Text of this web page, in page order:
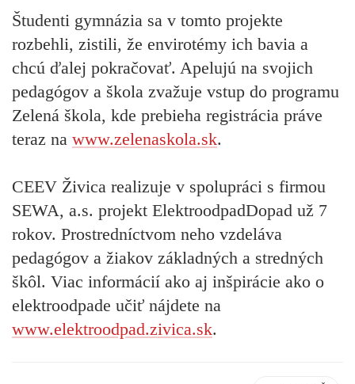
Študenti gymnázia sa v tomto projekte
rozbehli, zistili, že envirotémy ich bavia a
chcú ďalej pokračovať. Apelujú na svojich
pedagógov a škola zvažuje vstup do programu
Zelená škola, kde prebieha registrácia práve
teraz na www.zelenaskola.sk.
CEEV Živica realizuje v spolupráci s firmou
SEWA, a.s. projekt ElektroodpadDopad už 7
rokov. Prostredníctvom neho vzdeláva
pedagógov a žiakov základných a stredných
škôl. Viac informácií ako aj inšpirácie ako o
elektroodpade učiť nájdete na
www.elektroodpad.zivica.sk.